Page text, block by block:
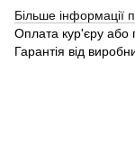
Більше інформації
Оплата кур'єру або
Гарантія від